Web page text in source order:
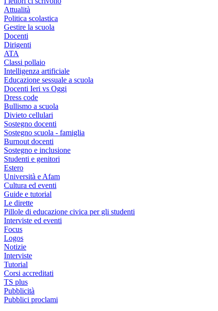
Attualità
Politica scolastica
Gestire la scuola
Docenti
Dirigenti
ATA
Classi pollaio
Intelligenza artificiale
Educazione sessuale a scuola
Docenti Ieri vs Oggi
Dress code
Bullismo a scuola
Divieto cellulari
Sostegno docenti
Sostegno scuola - famiglia
Burnout docenti
Sostegno e inclusione
Studenti e genitori
Estero
Università e Afam
Cultura ed eventi
Guide e tutorial
Le dirette
Pillole di educazione civica per gli studenti
Interviste ed eventi
Focus
Logos
Notizie
Interviste
Tutorial
Corsi accreditati
TS plus
Pubblicità
Pubblici proclami